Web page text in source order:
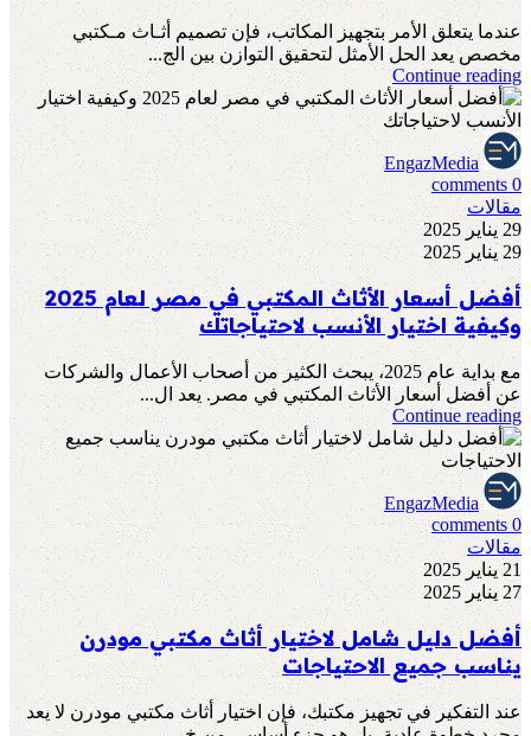
عندما يتعلق الأمر بتجهيز المكاتب، فإن تصميم أثـاث مـكتبي
مخصص يعد الحل الأمثل لتحقيق التوازن بين الج...
Continue reading
EngazMedia
0
comments
مقالات
29 يناير 2025
29 يناير 2025
أفضل أسعار الأثاث المكتبي في مصر لعام 2025
وكيفية اختيار الأنسب لاحتياجاتك
مع بداية عام 2025، يبحث الكثير من أصحاب الأعمال والشركات
عن أفضل أسعار الأثاث المكتبي في مصر. يعد ال...
Continue reading
EngazMedia
0
comments
مقالات
21 يناير 2025
27 يناير 2025
أفضل دليل شامل لاختيار أثاث مكتبي مودرن
يناسب جميع الاحتياجات
عند التفكير في تجهيز مكتبك، فإن اختيار أثاث مكتبي مودرن لا يعد